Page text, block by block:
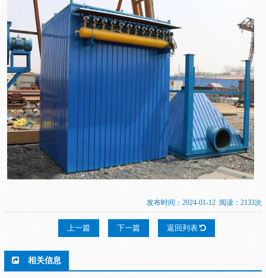
发布时间：2024-01-12 阅读：2133次
上一篇 下一篇 返回列表
相关信息